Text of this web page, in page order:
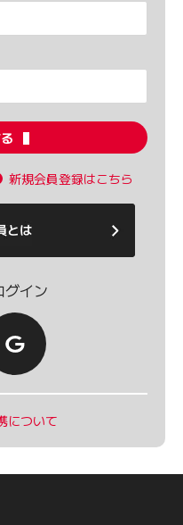
新規会員登録はこちら
グイン
について